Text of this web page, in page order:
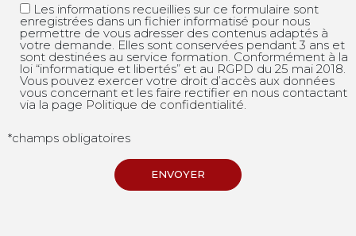
Les informations recueillies sur ce formulaire sont
enregistrées dans un fichier informatisé pour nous
permettre de vous adresser des contenus adaptés à
votre demande. Elles sont conservées pendant 3 ans et
sont destinées au service formation. Conformément à la
loi “informatique et libertés” et au RGPD du 25 mai 2018.
Vous pouvez exercer votre droit d’accès aux données
vous concernant et les faire rectifier en nous contactant
via la page Politique de confidentialité.
*champs obligatoires